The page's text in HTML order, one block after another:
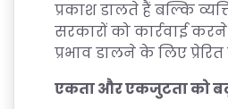
प्रकाश डालते हैं बल्कि
सरकारों को कार्रवाई
प्रभाव डालने के लिए
एकता और एकजुटता को